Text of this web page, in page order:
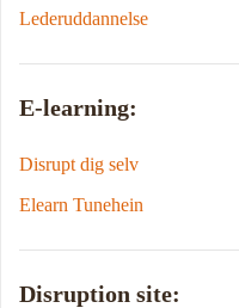
Lederuddannelse
E-learning:
Disrupt dig selv
Elearn Tunehein
Disruption site: